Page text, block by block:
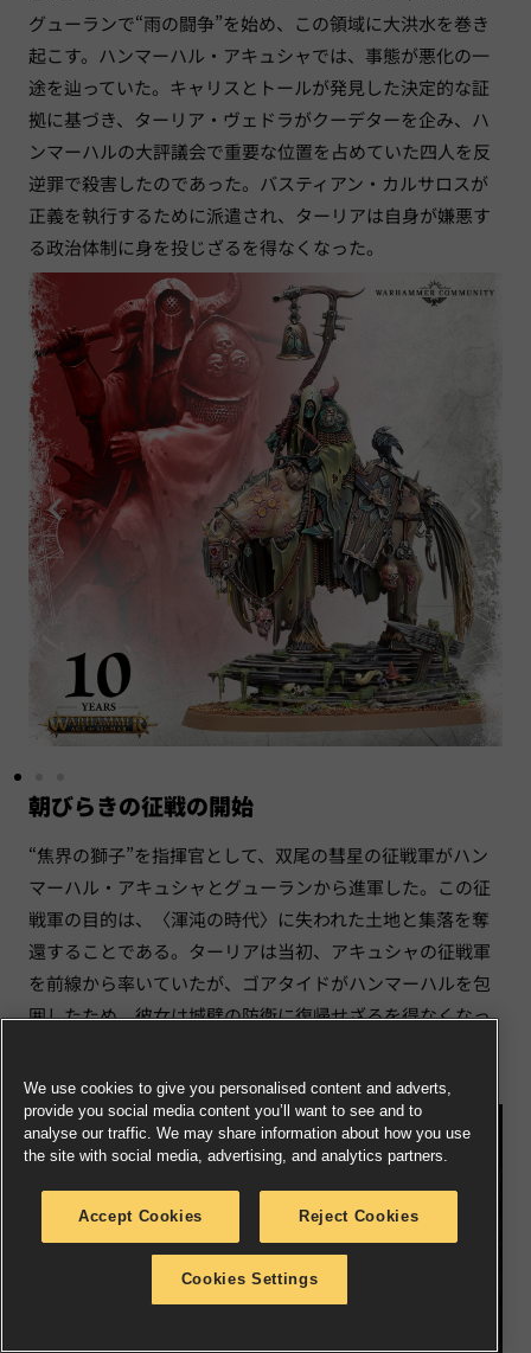
グューランで“雨の闘争”を始め、この領域に大洪水を巻き
起こす。ハンマーハル・アキュシャでは、事態が悪化の一
途を辿っていた。キャリスとトールが発見した決定的な証
拠に基づき、ターリア・ヴェドラがクーデターを企み、ハ
ンマーハルの大評議会で重要な位置を占めていた四人を反
逆罪で殺害したのであった。バスティアン・カルサロスが
正義を執行するために派遣され、ターリアは自身が嫌悪す
る政治体制に身を投じざるを得なくなった。
朝びらきの征戦の開始
“焦界の獅子”を指揮官として、双尾の彗星の征戦軍がハン
マーハル・アキュシャとグューランから進軍した。この征
戦軍の目的は、〈渾沌の時代〉に失われた土地と集落を奪
還することである。ターリアは当初、アキュシャの征戦軍
を前線から率いていたが、ゴアタイドがハンマーハルを包
囲したため、彼女は城壁の防衛に復帰せざるを得なくなっ
輪”の教団が勢力を拡大し始めた。
We use cookies to give you personalised content and adverts,
provide you social media content you’ll want to see and to
analyse our traffic. We may share information about how you use
the site with social media, advertising, and analytics partners.
Accept Cookies Reject Cookies
Cookies Settings